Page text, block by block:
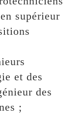
supérieur
et des
des
;